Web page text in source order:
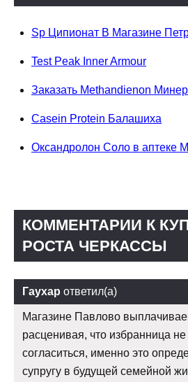
Sp Ципионат В Магазине
Test Peak Inner Armour
Заказать Methandienon
Casein Protein Балашиха
Оксандролон Соло в аптеке
КОММЕНТАРИИ К
РОСТА ЧЕРКАССЫ
Гаухар ответил(а)
Магазине Павлово
расценивая, что избранница
согласиться, именно это
супругу в будущей семейной